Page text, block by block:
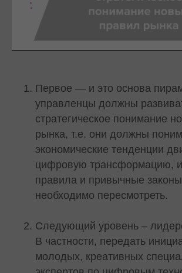
Первое — и это основа
управленцы должны
стратегическое понимание
рынка, т.е. они должны
экономические тенденции
цифровую трансформацию, и
правила и привычные
необходимо пересмотреть.
Следующий уровень –
В частности, передать
молодых, креативных